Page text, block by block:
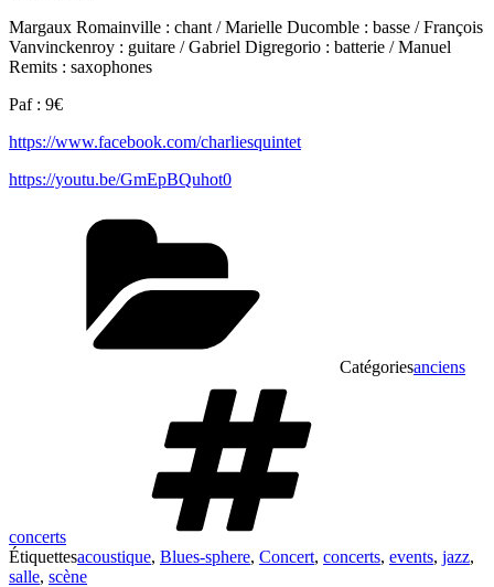
Margaux Romainville : chant / Marielle Ducomble : basse / François
Vanvinckenroy : guitare / Gabriel Digregorio : batterie / Manuel
Remits : saxophones
Paf : 9€
https://www.facebook.com/charliesquintet
https://youtu.be/GmEpBQuhot0
Catégoriesanciens
concerts
Étiquettesacoustique, Blues-sphere, Concert, concerts, events, jazz,
salle, scène